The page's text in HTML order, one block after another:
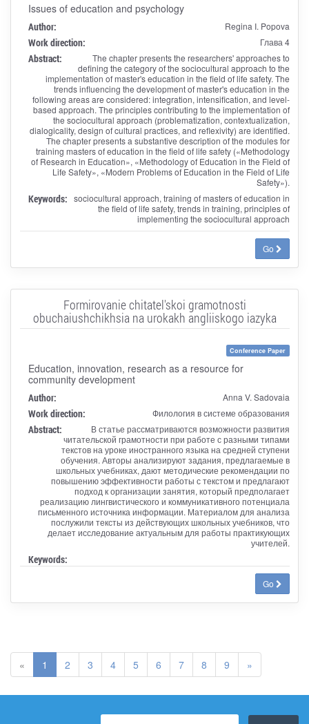
Issues of education and psychology
Author: Regina I. Popova
Work direction: Глава 4
Abstract:
The chapter presents the researchers' approaches to
defining the category of the sociocultural approach to the
implementation of master's education in the field of life safety. The
trends influencing the development of master's education in the
following areas are considered: integration, intensification, and level-
based approach. The principles contributing to the implementation of
the sociocultural approach (problematization, contextualization,
dialogicality, design of cultural practices, and reflexivity) are identified.
The chapter presents a substantive description of the modules for
training masters of education in the field of life safety («Methodology
of Research in Education», «Methodology of Education in the Field of
Life Safety», «Modern Problems of Education in the Field of Life
Safety»).
Keywords: sociocultural approach, training of masters of education in
the field of life safety, trends in training, principles of
implementing the sociocultural approach
Go
Formirovanie chitatel'skoi gramotnosti
obuchaiushchikhsia na urokakh angliiskogo iazyka
Conference Paper
Education, innovation, research as a resource for
community development
Author: Anna V. Sadovaia
Work direction: Филология в системе образования
Abstract:
В статье рассматриваются возможности развития
читательской грамотности при работе с разными типами
текстов на уроке иностранного языка на средней ступени
обучения. Авторы анализируют задания, предлагаемые в
школьных учебниках, дают методические рекомендации по
повышению эффективности работы с текстом и предлагают
подход к организации занятия, который предполагает
реализацию лингвистического и коммуникативного потенциала
письменного источника информации. Материалом для анализа
послужили тексты из действующих школьных учебников, что
делает исследование актуальным для работы практикующих
учителей.
Keywords:
Go
« 1 2 3 4 5 6 7 8 9 »